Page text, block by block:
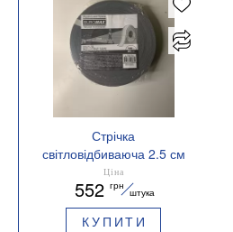
Стрічка
світловідбиваюча 2.5 см
100 м срібна BUROMAX
BM.7570
Ціна
552 грн
штука
КУПИТИ